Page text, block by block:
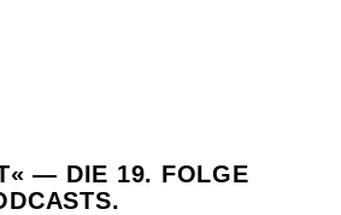
— DIE 19. FOLGE